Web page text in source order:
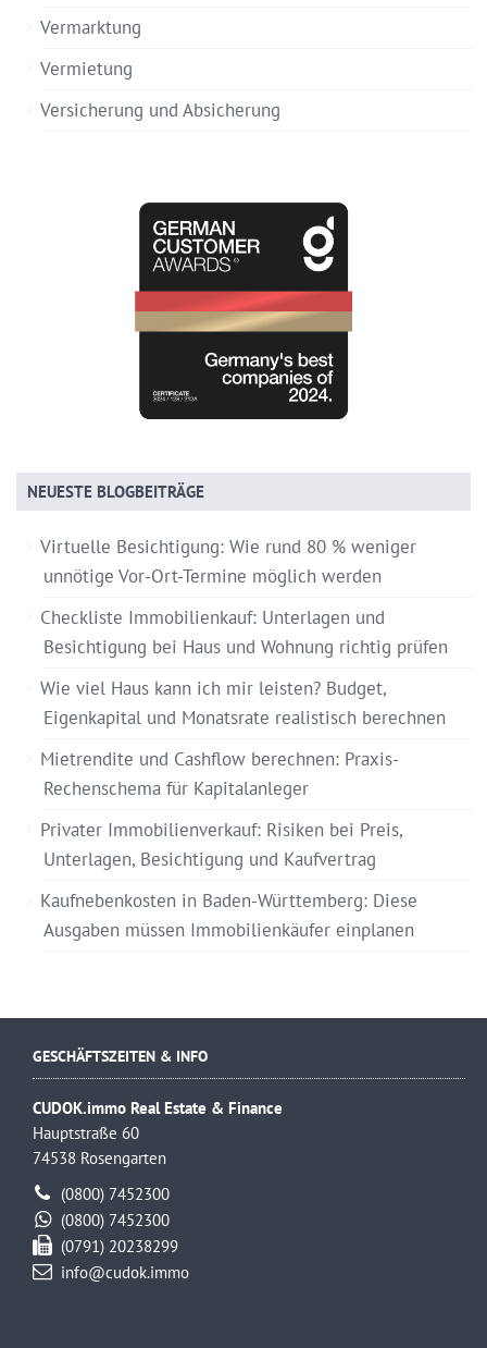
Vermarktung
Vermietung
Versicherung und Absicherung
NEUESTE BLOGBEITRÄGE
Virtuelle Besichtigung: Wie rund 80 % weniger
unnötige Vor-Ort-Termine möglich werden
Checkliste Immobilienkauf: Unterlagen und
Besichtigung bei Haus und Wohnung richtig prüfen
Wie viel Haus kann ich mir leisten? Budget,
Eigenkapital und Monatsrate realistisch berechnen
Mietrendite und Cashflow berechnen: Praxis-
Rechenschema für Kapitalanleger
Privater Immobilienverkauf: Risiken bei Preis,
Unterlagen, Besichtigung und Kaufvertrag
Kaufnebenkosten in Baden-Württemberg: Diese
Ausgaben müssen Immobilienkäufer einplanen
GESCHÄFTSZEITEN & INFO
CUDOK.immo Real Estate & Finance
Hauptstraße 60
74538 Rosengarten
(0800) 7452300
(0800) 7452300
(0791) 20238299
info@cudok.immo